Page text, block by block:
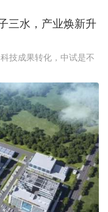
三水，产业焕新升
技成果转化，中试是不